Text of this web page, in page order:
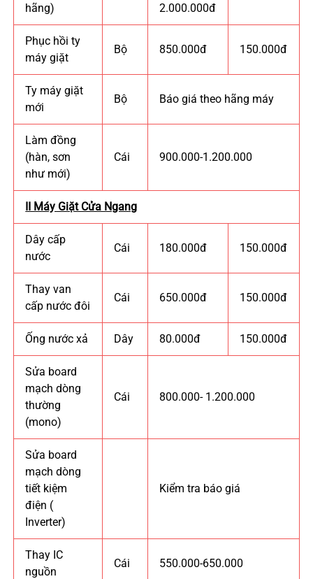
hãng)
2.000.000đ
Phục hồi ty
máy giặt
Bộ 850.000đ 150.000đ
Ty máy giặt
mới
Bộ Báo giá theo hãng máy
Làm đồng
(hàn, sơn
như mới)
Cái 900.000-1.200.000
II Máy Giặt Cửa Ngang
Dây cấp
nước
Cái 180.000đ 150.000đ
Thay van
cấp nước đôi
Cái 650.000đ 150.000đ
Ống nước xả Dây 80.000đ 150.000đ
Sửa board
mạch dòng
thường
(mono)
Cái 800.000- 1.200.000
Sửa board
mạch dòng
tiết kiệm
điện (
Inverter)
Kiểm tra báo giá
Thay IC
nguồn
Cái 550.000-650.000